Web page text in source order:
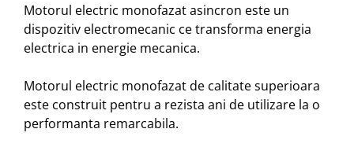
Intretinere
Masini de maturat si accesorii
Masini de tuns iarba
Motocoase
Accesorii motocositoare
Accesorii pentru masini de tuns
Echipamente industriale de
brichetare / peletizare
Echipamente pentru protectia
Generatoare
Pistoale de lipit
Motorul electric monofazat asincron este un
dispozitiv electromecanic ce transforma energia
electrica in energie mecanica.
Motorul electric monofazat de calitate superioara
este construit pentru a rezista ani de utilizare la o
performanta remarcabila.